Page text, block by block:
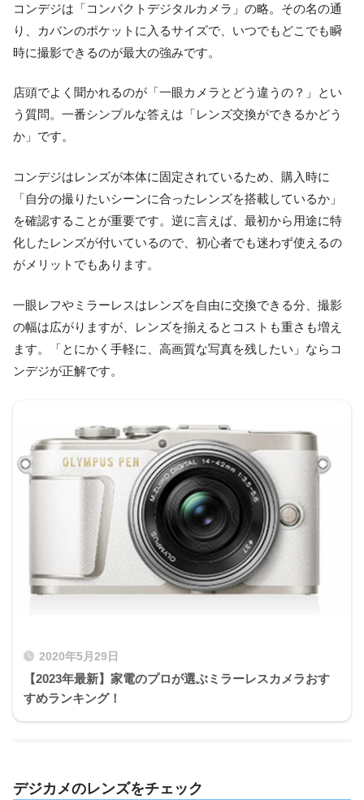
コンデジは「コンパクトデジタルカメラ」の略。その名の通
り、カバンのポケットに入るサイズで、いつでもどこでも瞬
時に撮影できるのが最大の強みです。
店頭でよく聞かれるのが「一眼カメラとどう違うの？」とい
う質問。一番シンプルな答えは「レンズ交換ができるかどう
か」です。
コンデジはレンズが本体に固定されているため、購入時に
「自分の撮りたいシーンに合ったレンズを搭載しているか」
を確認することが重要です。逆に言えば、最初から用途に特
化したレンズが付いているので、初心者でも迷わず使えるの
がメリットでもあります。
一眼レフやミラーレスはレンズを自由に交換できる分、撮影
の幅は広がりますが、レンズを揃えるとコストも重さも増え
ます。「とにかく手軽に、高画質な写真を残したい」ならコ
ンデジが正解です。
2020年5月29日
【2023年最新】家電のプロが選ぶミラーレスカメラおす
すめランキング！
デジカメのレンズをチェック